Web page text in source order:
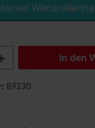
GibIn den
89230